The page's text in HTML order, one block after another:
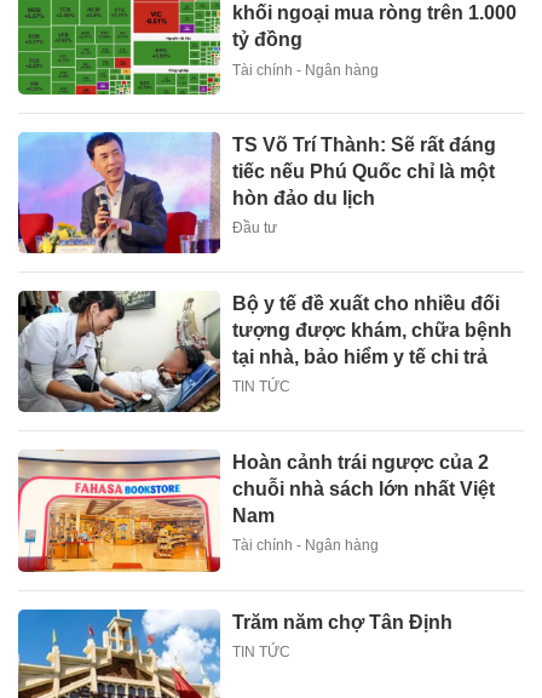
khối ngoại mua ròng trên 1.000
tỷ đồng
Tài chính - Ngân hàng
TS Võ Trí Thành: Sẽ rất đáng
tiếc nếu Phú Quốc chỉ là một
hòn đảo du lịch
Đầu tư
Bộ y tế đề xuất cho nhiều đối
tượng được khám, chữa bệnh
tại nhà, bảo hiểm y tế chi trả
TIN TỨC
Hoàn cảnh trái ngược của 2
chuỗi nhà sách lớn nhất Việt
Nam
Tài chính - Ngân hàng
Trăm năm chợ Tân Định
TIN TỨC